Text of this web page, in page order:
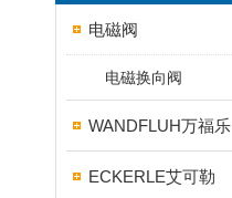
电磁阀
电磁换向阀
WANDFLUH万福乐
ECKERLE艾可勒